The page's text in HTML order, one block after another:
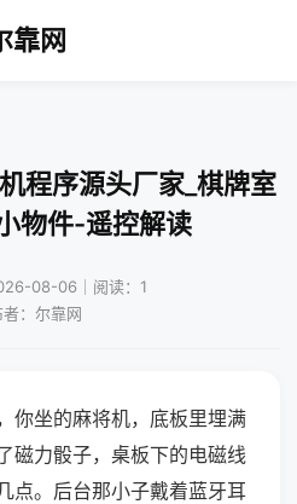
靠网
程序源头厂家_棋牌室
物件-遥控解读
08-06｜阅读：1
者：尔靠网
你坐的麻将机，底板里埋满
磁力骰子，桌板下的电磁线
点。后台那小子戴着蓝牙耳